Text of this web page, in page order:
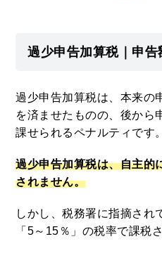
過少申告加算税｜申
過少申告加算税は、本来の
を済ませたものの、後から
課せられるペナルティです。
過少申告加算税は、自主的
されません。
しかし、税務署に指摘され
「5～15％」の税率で課税